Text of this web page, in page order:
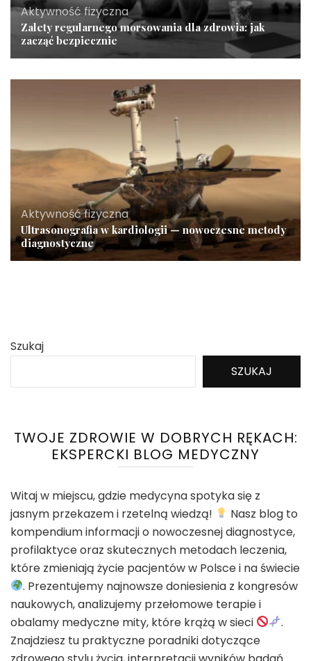
Aktywność fizyczna
Zalety regularnego morsowania dla zdrowia: jak
zacząć bezpiecznie
Aktywność fizyczna
Ultrasonografia w kardiologii — nowoczesne metody
diagnostyczne
Szukaj
SZUKAJ
TWOJE ZDROWIE W DOBRYCH RĘKACH:
EKSPERCKI BLOG MEDYCZNY
Witaj w miejscu, gdzie medycyna spotyka się z
jasnym przekazem i rzetelną wiedzą!
Nasz blog to
kompendium informacji o nowoczesnej diagnostyce,
profilaktyce oraz skutecznych metodach leczenia,
które zmieniają życie pacjentów w Polsce i na świecie
. Prezentujemy najnowsze doniesienia z kongresów
naukowych, analizujemy przełomowe terapie i
obalamy medyczne mity, które krążą w sieci
.
Znajdziesz tu praktyczne poradniki dotyczące